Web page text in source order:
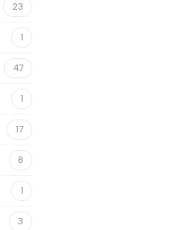
23
1
47
1
17
8
1
3